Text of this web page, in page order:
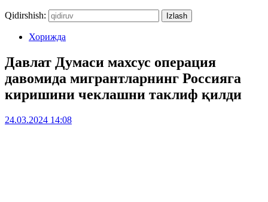
Qidirshish:
Хорижда
Давлат Думаси махсус операция
давомида мигрантларнинг Россияга
киришини чеклашни таклиф қилди
24.03.2024 14:08